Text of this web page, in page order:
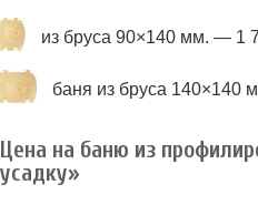
из бруса 90×140 мм. — 1
баня из бруса 140×140
Цена на баню из
усадку»